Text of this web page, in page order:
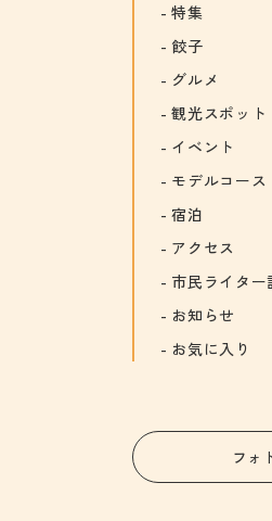
特集
餃子
グルメ
観光スポット
イベント
モデルコース
宿泊
アクセス
市民ライター
お知らせ
お気に入り
フォ